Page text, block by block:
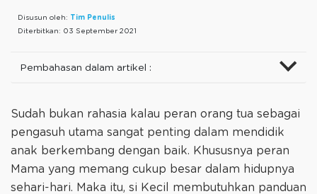
Disusun oleh: Tim Penulis
Diterbitkan: 03 September 2021
Pembahasan dalam artikel :
Sudah bukan rahasia kalau peran orang tua sebagai
pengasuh utama sangat penting dalam mendidik
anak berkembang dengan baik. Khususnya peran
Mama yang memang cukup besar dalam hidupnya
sehari-hari. Maka itu, si Kecil membutuhkan panduan